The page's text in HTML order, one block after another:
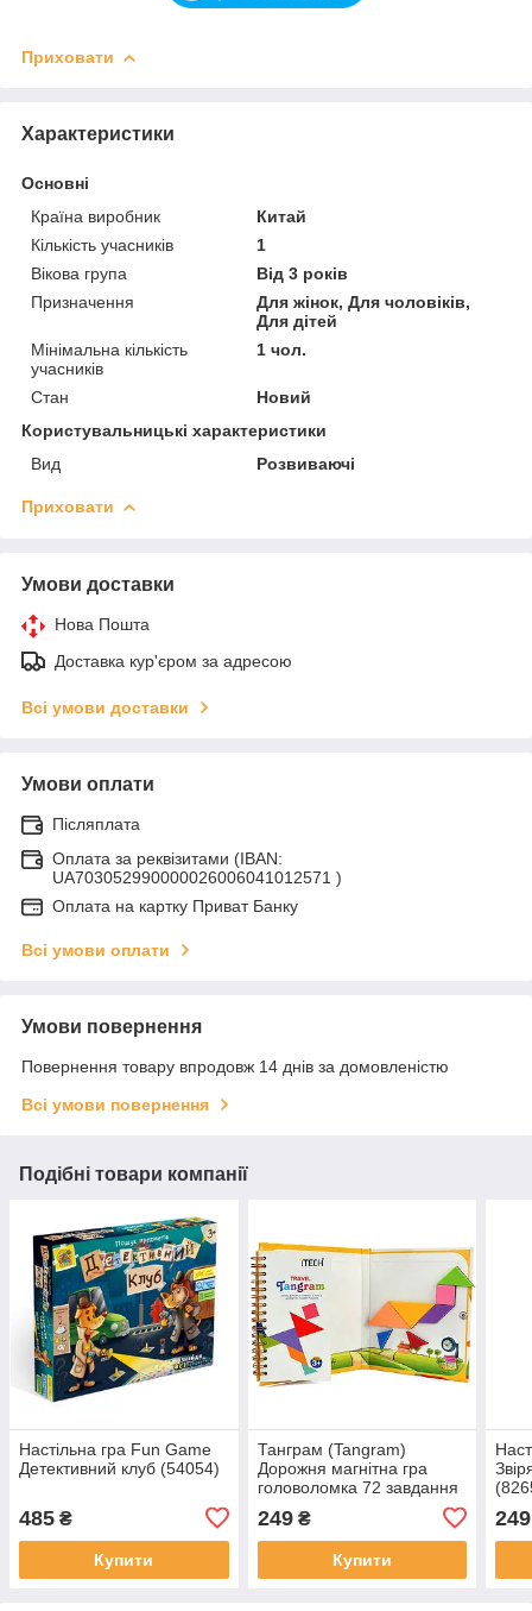
Приховати
Характеристики
Основні
Країна виробник
Китай
Кількість учасників
1
Вікова група
Від 3 років
Призначення
Для жінок, Для чоловіків,
Для дітей
Мінімальна кількість
учасників
1 чол.
Стан
Новий
Користувальницькі характеристики
Вид
Розвиваючі
Приховати
Умови доставки
Нова Пошта
Доставка кур'єром за адресою
Всі умови доставки
Умови оплати
Післяплата
Оплата за реквізитами (IBAN:
UA703052990000026006041012571 )
Оплата на картку Приват Банку
Всі умови оплати
Умови повернення
Повернення товару впродовж 14 днів за домовленістю
Всі умови повернення
Подібні товари компанії
Настільна гра Fun Game
Детективний клуб (54054)
485 ₴
Купити
Танграм (Tangram)
Дорожня магнітна гра
головоломка 72 завдання
249₴
Купити
249